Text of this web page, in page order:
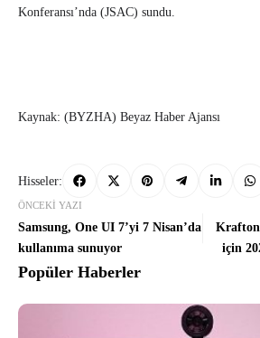
Konferansı’nda (JSAC) sundu.
Kaynak: (BYZHA) Beyaz Haber Ajansı
Hisseler:
ÖNCEKI YAZI
Samsung, One UI 7’yi 7 Nisan’da
kullanıma sunuyor
için
Popüler Haberler